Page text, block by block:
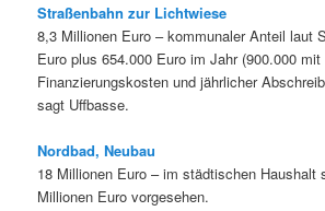
Straßenbahn zur Lichtwiese
8,3 Millionen Euro – kommunaler Anteil laut
Euro plus 654.000 Euro im Jahr (900.000 mit
Finanzierungskosten und jährlicher
sagt Uffbasse.
Nordbad, Neubau
18 Millionen Euro – im städtischen Haushalt
Millionen Euro vorgesehen.